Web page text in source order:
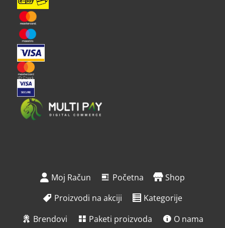
Moj Račun Početna
Shop
Proizvodi na akciji
Kategorije
Brendovi
Paketi proizvoda O nama